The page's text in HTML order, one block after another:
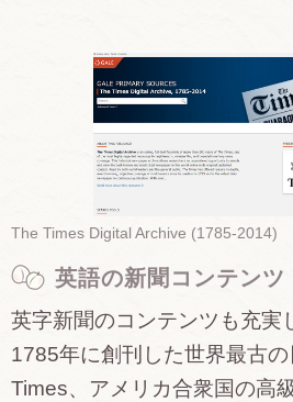
The Times Digital Archive (1785-2014)
英語の新聞コンテンツ
英字新聞のコンテンツも充実
1785年に創刊した世界最古
Times、アメリカ合衆国の高